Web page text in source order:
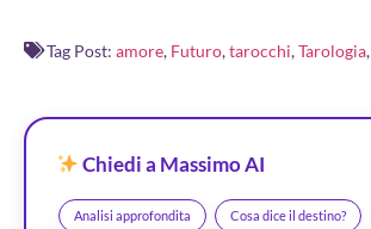
Tag Post: amore, Futuro,tarocchi,Tarologia,
Chiedi a Massimo AI
Analisi approfondita Cosa dice il destino?